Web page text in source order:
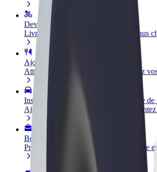
Devenir livreur
Livrez des repas et générez des revenus
Ajouter un restaurant ou un magasin
Atteignez plus de clients et augmentez
Inscrivez-vous en tant que propriétaire de
Ajoutez votre flotte sur Bolt et
Bolt for Business
Produits et services Bolt adaptés à votre